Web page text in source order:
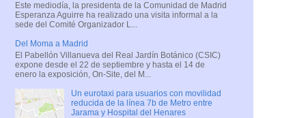
Este mediodía, la presidenta de la Comunidad de Madrid
Esperanza Aguirre ha realizado una visita informal a la
sede del Comité Organizador L...
Del Moma a Madrid
El Pabellón Villanueva del Real Jardín Botánico (CSIC)
expone desde el 22 de septiembre y hasta el 14 de
enero la exposición, On-Site, del M...
Un eurotaxi para usuarios con movilidad
reducida de la línea 7b de Metro entre
Jarama y Hospital del Henares